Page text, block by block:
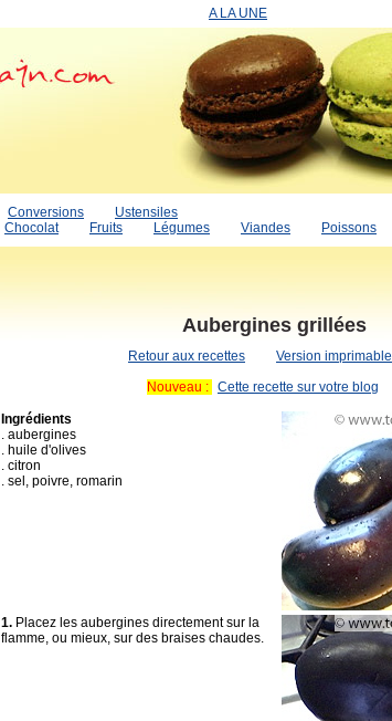
A LA UNE
Conversions
Ustensiles
Chocolat Fruits Légumes Viandes Poissons
Aubergines grillées
Retour aux recettes
Version imprimable
Nouveau : Cette recette sur votre blog
Ingrédients
. aubergines
. huile d'olives
. citron
. sel, poivre, romarin
1. Placez les aubergines directement sur la
flamme, ou mieux, sur des braises chaudes.